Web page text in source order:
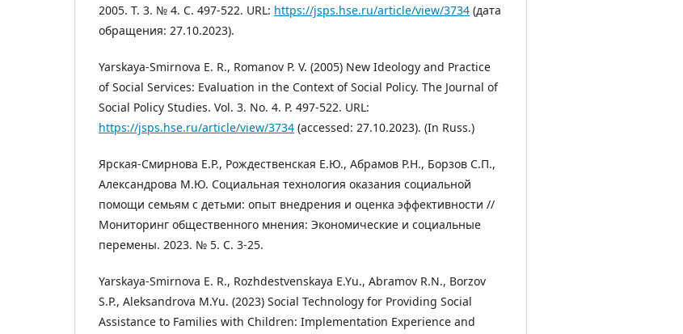
2005. Т. 3. № 4. С. 497-522. URL: https://jsps.hse.ru/article/view/3734 (дата
обращения: 27.10.2023).
Yarskaya-Smirnova E. R., Romanov P. V. (2005) New Ideology and Practice
of Social Services: Evaluation in the Context of Social Policy. The Journal of
Social Policy Studies. Vol. 3. No. 4. P. 497-522. URL:
https://jsps.hse.ru/article/view/3734 (accessed: 27.10.2023). (In Russ.)
Ярская-Смирнова Е.Р., Рождественская Е.Ю., Абрамов Р.Н., Борзов С.П.,
Александрова М.Ю. Социальная технология оказания социальной
помощи семьям с детьми: опыт внедрения и оценка эффективности //
Мониторинг общественного мнения: Экономические и социальные
перемены. 2023. № 5. С. 3-25.
Yarskaya-Smirnova E. R., Rozhdestvenskaya E.Yu., Abramov R.N., Borzov
S.P., Aleksandrova M.Yu. (2023) Social Technology for Providing Social
Assistance to Families with Children: Implementation Experience and